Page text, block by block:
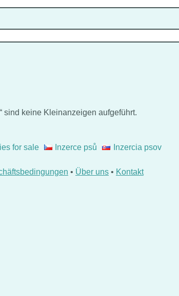
sind keine Kleinanzeigen aufgeführt.
for sale Inzerce psů
Inzercia psov
• Über uns • Kontakt